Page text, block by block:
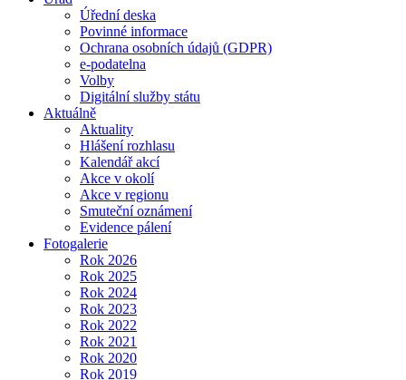
Úřední deska
Povinné informace
Ochrana osobních údajů (GDPR)
e-podatelna
Volby
Digitální služby státu
Aktuálně
Aktuality
Hlášení rozhlasu
Kalendář akcí
Akce v okolí
Akce v regionu
Smuteční oznámení
Evidence pálení
Fotogalerie
Rok 2026
Rok 2025
Rok 2024
Rok 2023
Rok 2022
Rok 2021
Rok 2020
Rok 2019